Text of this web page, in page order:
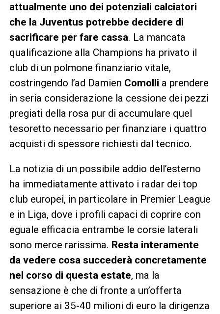
attualmente uno dei potenziali calciatori
che la Juventus potrebbe decidere di
sacrificare per fare cassa. La mancata
qualificazione alla Champions ha privato il
club di un polmone finanziario vitale,
costringendo l’ad Damien Comolli a prendere
in seria considerazione la cessione dei pezzi
pregiati della rosa pur di accumulare quel
tesoretto necessario per finanziare i quattro
acquisti di spessore richiesti dal tecnico.
La notizia di un possibile addio dell’esterno
ha immediatamente attivato i radar dei top
club europei, in particolare in Premier League
e in Liga, dove i profili capaci di coprire con
eguale efficacia entrambe le corsie laterali
sono merce rarissima. Resta interamente
da vedere cosa succederà concretamente
nel corso di questa estate, ma la
sensazione è che di fronte a un’offerta
superiore ai 35-40 milioni di euro la dirigenza